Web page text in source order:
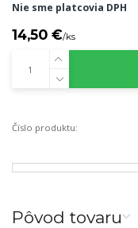
Nie sme platcovia DPH
14,50 €/ks
Číslo produktu:
Pôvod tovaru